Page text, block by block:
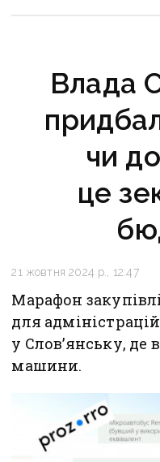
Влада
чи
це
21 жовтня 2024 р., 12:47
Марафон
для
у Слов’янську,
машини.